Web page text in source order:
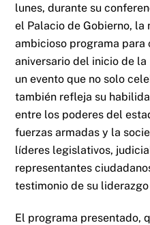
lunes, durante su
el Palacio de Gobierno, la
ambicioso programa para
aniversario del inicio de
un evento que no solo
también refleja su
entre los poderes del
fuerzas armadas y la
líderes legislativos,
representantes
testimonio de su
El programa presentado,